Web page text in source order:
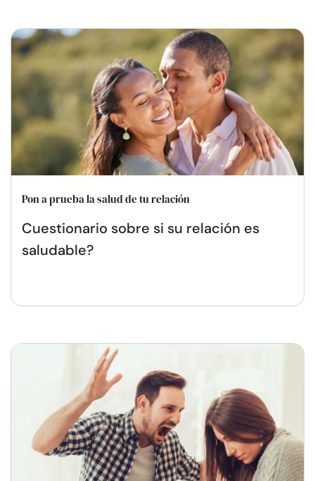
Pon a prueba la salud de tu relación
Cuestionario sobre si su relación es
saludable?